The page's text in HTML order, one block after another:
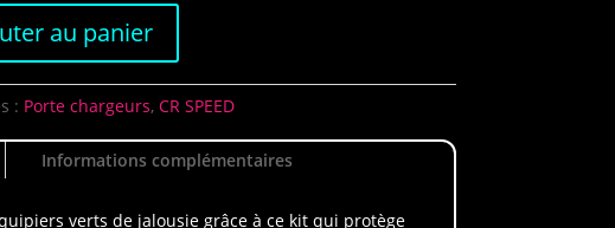
au panier
: Porte chargeurs,CR SPEED
Informations complémentaires
verts de jalousie grâce à ce kit qui protège